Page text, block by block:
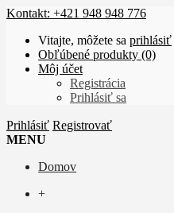
Kontakt: +421 948 948 776
Vitajte, môžete sa prihlásiť
Obľúbené produkty (0)
Môj účet
Registrácia
Prihlásiť sa
Prihlásiť Registrovať
MENU
Domov
+